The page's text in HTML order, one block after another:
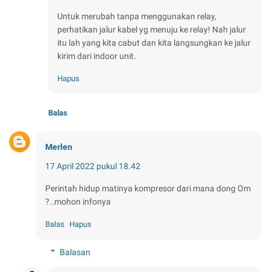
Untuk merubah tanpa menggunakan relay,
perhatikan jalur kabel yg menuju ke relay! Nah jalur
itu lah yang kita cabut dan kita langsungkan ke jalur
kirim dari indoor unit.
Hapus
Balas
Merlen
17 April 2022 pukul 18.42
Perintah hidup matinya kompresor dari mana dong Om
?..mohon infonya
Balas Hapus
Balasan